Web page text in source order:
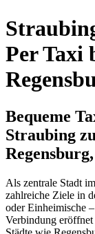
Per Taxi
Bequeme
Straubing
Als zentrale Stadt
zahlreiche Ziele in
oder Einheimische
Verbindung